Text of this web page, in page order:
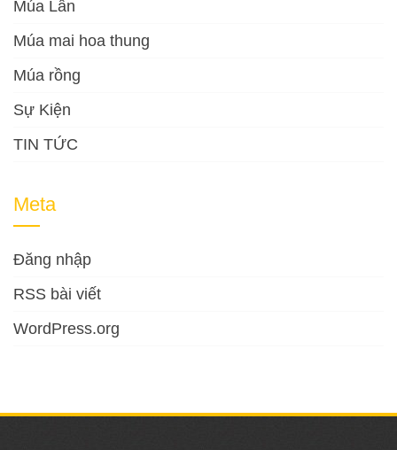
Múa Lân
Múa mai hoa thung
Múa rồng
Sự Kiện
TIN TỨC
Meta
Đăng nhập
RSS bài viết
WordPress.org